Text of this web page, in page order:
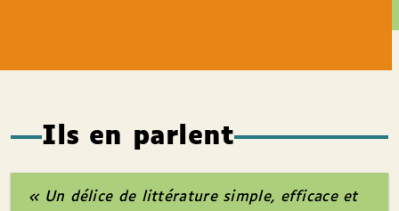
Ils en parlent
« Un délice de littérature simple, efficace et